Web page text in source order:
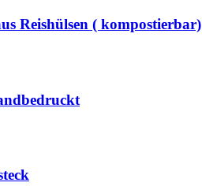
Reishülsen ( kompostierbar)